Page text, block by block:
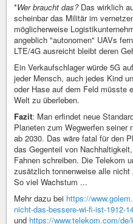
*Wer braucht das?Das wirklich
scheinbar das Militär im
möglicherweise
angeblich "autonomen" UAVs
LTE/4G ausreicht bleibt deren
Ein Verkaufschlager würde 5G
jeder Mensch, auch jedes Kind
oder Hase auf dem Feld müsste
Welt zu überleben.
Fazit: Man erfindet neue
Planeten zum Wegwerfen seiner
ab 2030. Das wäre fatal für den
das Gegenteil von
Fahnen schreiben. Die Telekom
zusätzlich tonnenweise alle
So viel Wachstum ...
Mehr dazu bei https://
nicht-das-bessere-wi-fi-ist-1912-
und https://www.telekom.com/